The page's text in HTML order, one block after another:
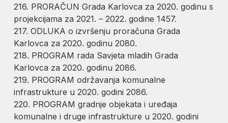
216. PRORAČUN Grada Karlovca za 2020. godinu s
projekcijama za 2021. – 2022. godine 1457.
217. ODLUKA o izvršenju proračuna Grada
Karlovca za 2020. godinu 2080.
218. PROGRAM rada Savjeta mladih Grada
Karlovca za 2020. godinu 2086.
219. PROGRAM održavanja komunalne
infrastrukture u 2020. godini 2086.
220. PROGRAM gradnje objekata i uređaja
komunalne i druge infrastrukture u 2020. godini